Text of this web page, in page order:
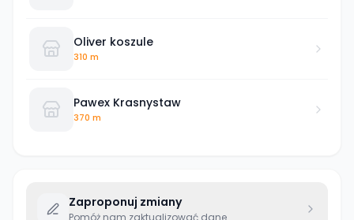
Oliver koszule
310 m
Pawex Krasnystaw
370 m
Zaproponuj zmiany
Pomóż nam zaktualizować dane